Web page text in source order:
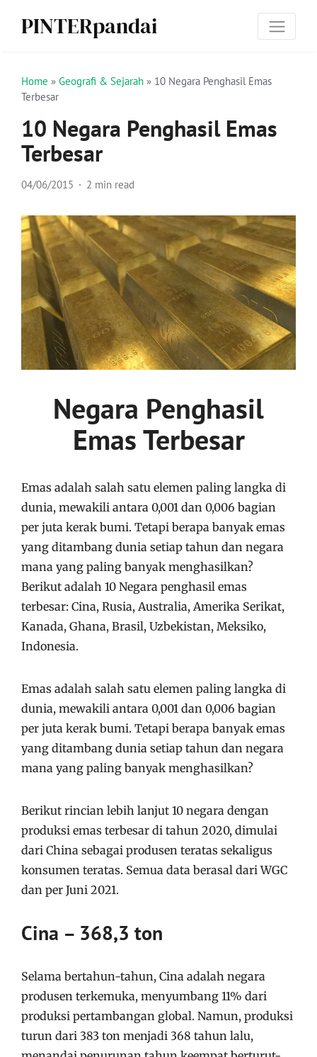
PINTERpandai
Home » Geografi & Sejarah » 10 Negara Penghasil Emas
Terbesar
10 Negara Penghasil Emas
Terbesar
04/06/2015 2 min read
Negara Penghasil
Emas Terbesar
Emas adalah salah satu elemen paling langka di
dunia, mewakili antara 0,001 dan 0,006 bagian
per juta kerak bumi. Tetapi berapa banyak emas
yang ditambang dunia setiap tahun dan negara
mana yang paling banyak menghasilkan?
Berikut adalah 10 Negara penghasil emas
terbesar: Cina, Rusia, Australia, Amerika Serikat,
Kanada, Ghana, Brasil, Uzbekistan, Meksiko,
Indonesia.
Emas adalah salah satu elemen paling langka di
dunia, mewakili antara 0,001 dan 0,006 bagian
per juta kerak bumi. Tetapi berapa banyak emas
yang ditambang dunia setiap tahun dan negara
mana yang paling banyak menghasilkan?
Berikut rincian lebih lanjut 10 negara dengan
produksi emas terbesar di tahun 2020, dimulai
dari China sebagai produsen teratas sekaligus
konsumen teratas. Semua data berasal dari WGC
dan per Juni 2021.
Cina – 368,3 ton
Selama bertahun-tahun, Cina adalah negara
produsen terkemuka, menyumbang 11% dari
produksi pertambangan global. Namun, produksi
turun dari 383 ton menjadi 368 tahun lalu,